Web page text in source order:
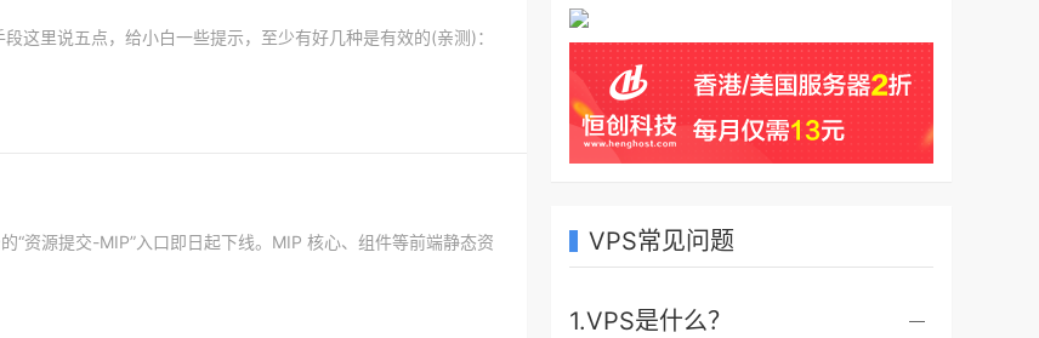
这里说五点，给小白一些提示，至少有好几种是有效的(亲测)：
“资源提交-MIP”入口即日起下线。MIP 核心、组件等前端静态资
VPS常见问题
1.VPS是什么？